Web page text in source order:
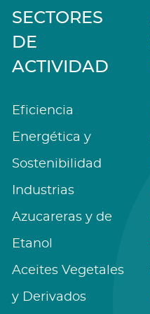
SECTORES
DE
ACTIVIDAD
Eficiencia
Energética y
Sostenibilidad
Industrias
Azucareras y de
Etanol
Aceites Vegetales
y Derivados